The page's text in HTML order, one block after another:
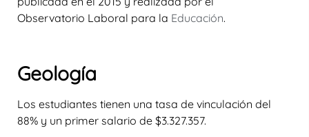
Observatorio Laboral para la Educación.
Geología
Los estudiantes tienen una tasa de vinculación del
88% y un primer salario de $3.327.357.